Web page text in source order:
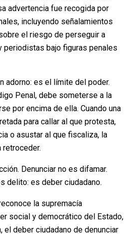
advertencia fue recogida por
incluyendo señalamientos
el riesgo de perseguir a
periodistas bajo figuras penales
adorno: es el límite del poder.
Penal, debe someterse a la
por encima de ella. Cuando una
para callar al que protesta,
o asustar al que fiscaliza, la
retroceder.
Denunciar no es difamar.
delito: es deber ciudadano.
la supremacía
social y democrático del Estado,
el deber ciudadano de denunciar